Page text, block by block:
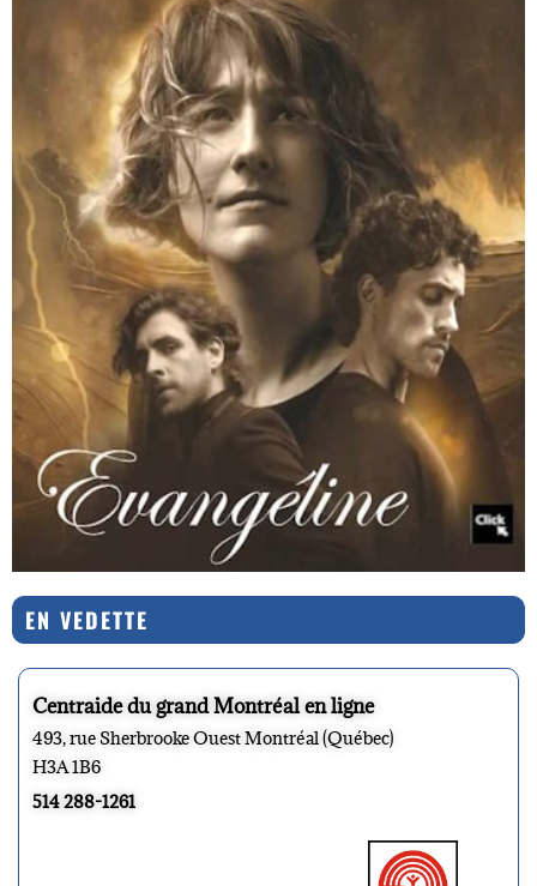
EN VEDETTE
Centraide du grand Montréal en ligne
493, rue Sherbrooke Ouest Montréal (Québec)
H3A 1B6
514 288-1261